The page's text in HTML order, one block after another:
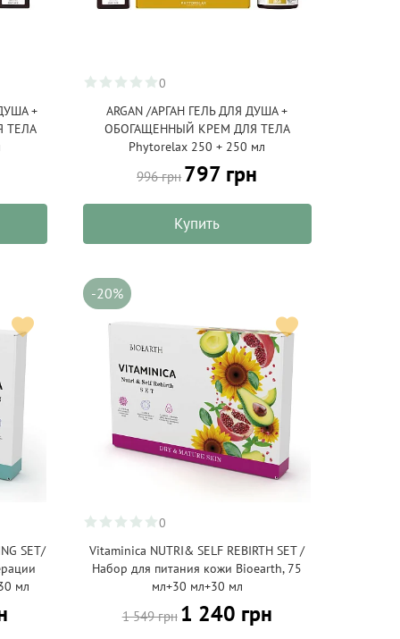
+
ТЕЛА
0
ARGAN /АРГАН ГЕЛЬ ДЛЯ ДУША +
ОБОГАЩЕННЫЙ КРЕМ ДЛЯ ТЕЛА
Phytorelax 250 + 250 мл
996 грн 797 грн
Купить
SET/
мл
-20%
0
Vitaminica NUTRI& SELF REBIRTH SET /
Набор для питания кожи Bioearth, 75
мл+30 мл+30 мл
1 549 грн 1 240 грн